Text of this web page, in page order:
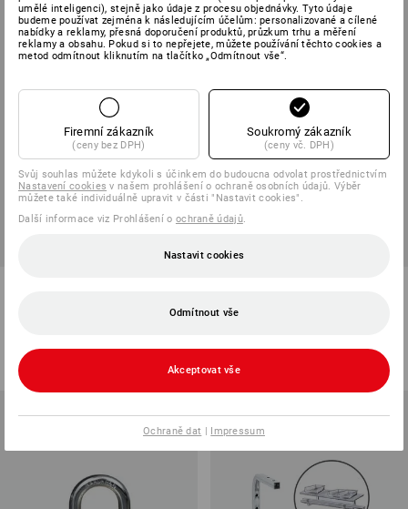
912,34 Kč
(vč. DPH) od 5 ks
od 24,20 Kč
umělé inteligenci), stejně jako údaje z procesu objednávky. Tyto údaje
budeme používat zejména k následujícím účelům: personalizované a cílené
nabídky a reklamy, přesná doporučení produktů, průzkum trhu a měření
reklamy a obsahu. Pokud si to nepřejete, můžete používání těchto cookies a
metod odmítnout kliknutím na tlačítko „Odmítnout vše“.
Firemní zákazník
(ceny bez DPH)
Soukromý zákazník
(ceny vč. DPH)
Svůj souhlas můžete kdykoli s účinkem do budoucna odvolat prostřednictvím
Nastavení cookies v našem prohlášení o ochraně osobních údajů. Výběr
můžete také individuálně upravit v části "Nastavit cookies".
Další informace viz Prohlášení o ochraně údajů.
Nastavit cookies
Odmítnout vše
Akceptovat vše
Ochraně dat | Impressum